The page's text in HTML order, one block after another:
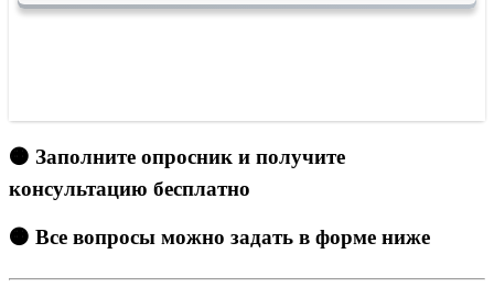
🟠 Заполните опросник и получите
консультацию бесплатно
🟠 Все вопросы можно задать в форме ниже